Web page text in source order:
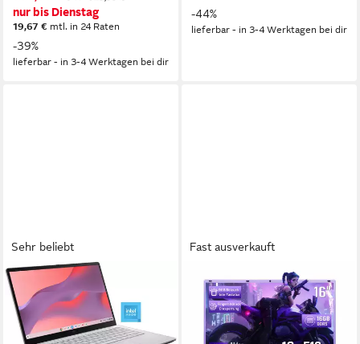
nur bis Dienstag
19,67 € mtl. in 24 Raten
-39%
lieferbar - in 3-4 Werktagen bei dir
-44%
lieferbar - in 3-4 Werktagen bei dir
Sehr beliebt
CX14 CX1405CTA-S60607
Chromebook
14 Zoll Bildschirmdiagonale
Fast ausverkauft
LONGEVINCE
16" Laptop, FHD Display, N95
CPU, 180° Scharnierdesign
Notebook